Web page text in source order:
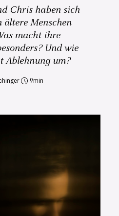
Chris haben sich
ältere Menschen
macht ihre
Und wie
Ablehnung um?
9